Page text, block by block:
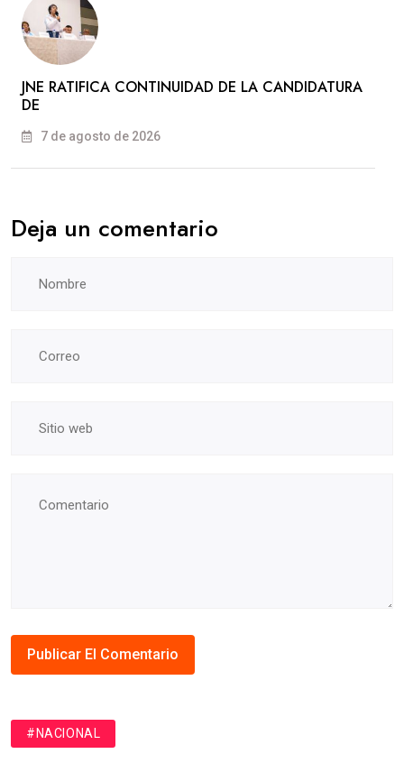
JNE RATIFICA CONTINUIDAD DE LA CANDIDATURA
DE
7 de agosto de 2026
Deja un comentario
#NACIONAL